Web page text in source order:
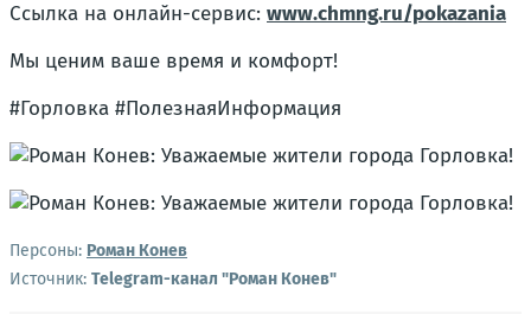
Ссылка на онлайн-сервис: www.chmng.ru/pokazania
Мы ценим ваше время и комфорт!
#Горловка #ПолезнаяИнформация
Персоны: Роман Конев
Источник: Telegram-канал "Роман Конев"